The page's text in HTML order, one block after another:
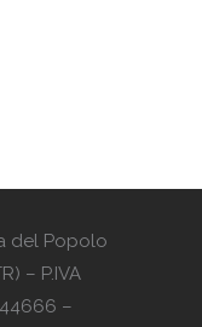
del Popolo
– P.IVA
–